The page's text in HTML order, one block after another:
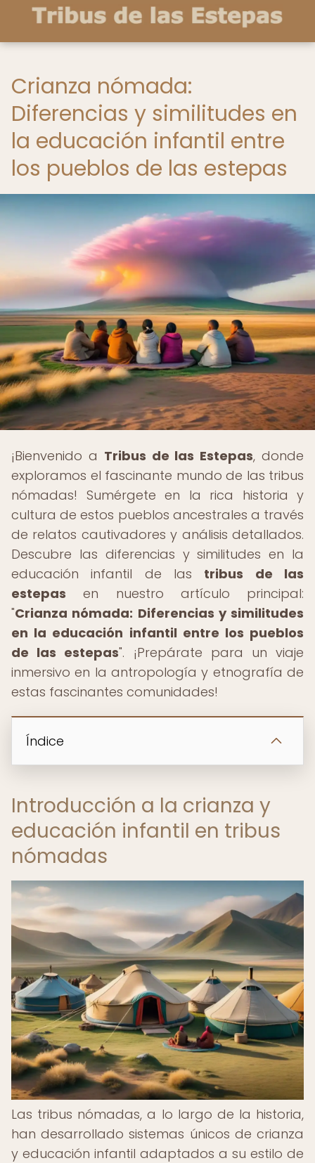
Crianza nómada:
Diferencias y similitudes en
la educación infantil entre
los pueblos de las estepas
¡Bienvenido a Tribus de las Estepas, donde
exploramos el fascinante mundo de las tribus
nómadas! Sumérgete en la rica historia y
cultura de estos pueblos ancestrales a través
de relatos cautivadores y análisis detallados.
Descubre las diferencias y similitudes en la
educación infantil de las tribus de las
estepas en nuestro artículo principal:
"Crianza nómada: Diferencias y similitudes
en la educación infantil entre los pueblos
de las estepas". ¡Prepárate para un viaje
inmersivo en la antropología y etnografía de
estas fascinantes comunidades!
Índice
Introducción a la crianza y
educación infantil en tribus
nómadas
Las tribus nómadas, a lo largo de la historia,
han desarrollado sistemas únicos de crianza
y educación infantil adaptados a su estilo de